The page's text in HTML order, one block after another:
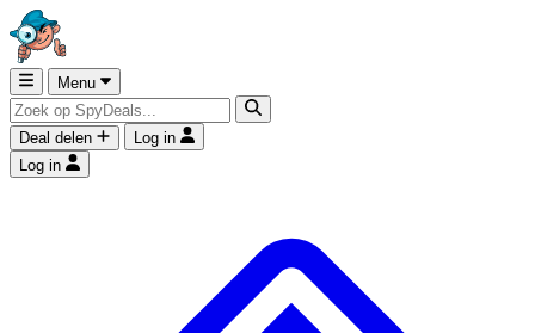
Menu
Deal delen
Log in
Log in